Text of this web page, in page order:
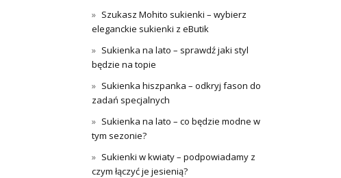
Szukasz Mohito sukienki – wybierz
eleganckie sukienki z eButik
Sukienka na lato – sprawdź jaki styl
będzie na topie
Sukienka hiszpanka – odkryj fason do
zadań specjalnych
Sukienka na lato – co będzie modne w
tym sezonie?
Sukienki w kwiaty – podpowiadamy z
czym łączyć je jesienią?